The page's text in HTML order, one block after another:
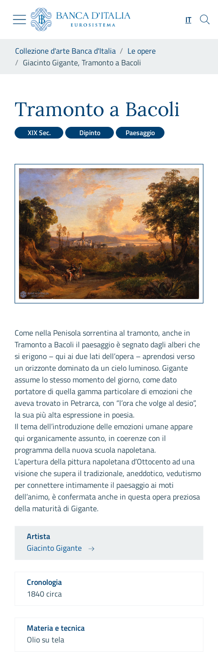
Skip to Main Content
Vai al sito istituzionale
Vai al menu di navigazione
Vai alla ricerca
Vai al footer
IT
Collezione d'arte Banca d'Italia
Le opere
Giacinto Gigante, Tramonto a Bacoli
Tramonto a Bacoli
XIX Sec. Dipinto Paesaggio
Come nella Penisola sorrentina al tramonto, anche in
Tramonto a Bacoli il paesaggio è segnato dagli alberi che
si erigono – qui ai due lati dell’opera – aprendosi verso
un orizzonte dominato da un cielo luminoso. Gigante
assume lo stesso momento del giorno, come dato
portatore di quella gamma particolare di emozioni che
aveva trovato in Petrarca, con “l’ora che volge al desio”,
la sua più alta espressione in poesia.
Il tema dell’introduzione delle emozioni umane appare
qui organicamente assunto, in coerenze con il
programma della nuova scuola napoletana.
L’apertura della pittura napoletana d’Ottocento ad una
visione che supera il tradizionale, aneddotico, vedutismo
per connettere intimamente il paesaggio ai moti
dell’animo, è confermata anche in questa opera preziosa
della maturità di Gigante.
Artista
Giacinto Gigante
Cronologia
1840 circa
Materia e tecnica
Olio su tela